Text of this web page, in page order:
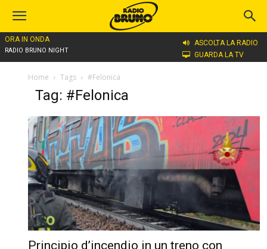
ORA IN ONDA
RADIO BRUNO NIGHT
ASCOLTA LA RADIO
GUARDA LA TV
Home Tags #Felonica
Tag: #Felonica
Principio d’incendio in un treno con